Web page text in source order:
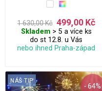
Použití venkovní i vnitřní, příkon 9
1 630,00 Kč 499,00 Kč
Skladem > 5 a více ks
do st 12.8. u Vás
nebo ihned Praha-západ
- 64%
NÁŠ TIP